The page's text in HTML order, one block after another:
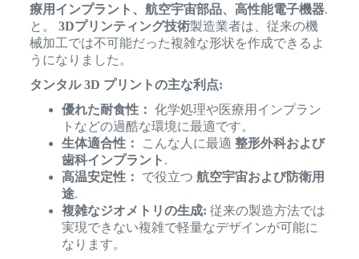
療用インプラント、航空宇宙部品、高性能電子機器.
と。 3Dプリンティング技術製造業者は、従来の機
械加工では不可能だった複雑な形状を作成できるよ
うになりました。
タンタル 3D プリントの主な利点:
優れた耐食性： 化学処理や医療用インプラン
トなどの過酷な環境に最適です。
生体適合性：
こんな人に最適 整形外科および
歯科インプラント .
高温安定性：
で役立つ 航空宇宙および防衛用
途.
複雑なジオメトリの生成: 従来の製造方法では
実現できない複雑で軽量なデザインが可能に
なります。